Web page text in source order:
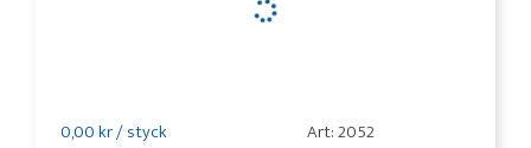
0,00 kr / styck Art: 2052